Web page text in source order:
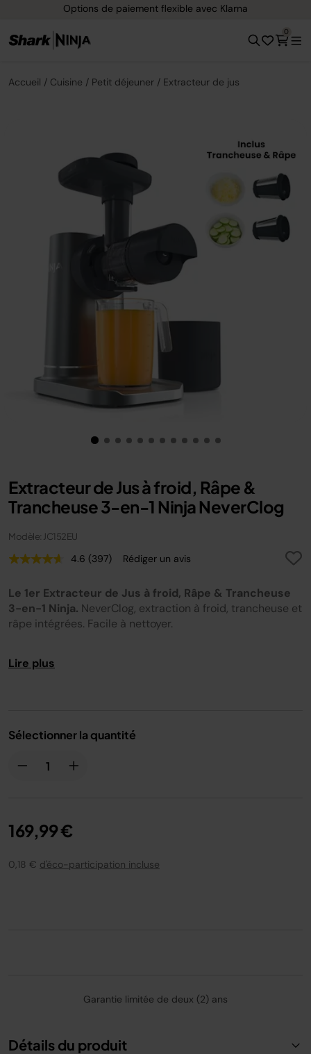
Options de paiement flexible avec Klarna
0
Accueil Cuisine Petit déjeuner Extracteur de jus
Extracteur de Jus à froid, Râpe &
Trancheuse 3-en-1 Ninja NeverClog
Modèle: JC152EU
4.6 Lire
avis.
Lien
sur
la
même
(397) Rédiger un avis
Le 1er Extracteur de Jus à froid, Râpe & Trancheuse
3-en-1 Ninja. NeverClog, extraction à froid, trancheuse et
râpe intégrées. Facile à nettoyer.
Lire plus
Sélectionner la quantité
169,99 €
0,18 € d'éco-participation incluse
Garantie limitée de deux (2) ans
Détails du produit